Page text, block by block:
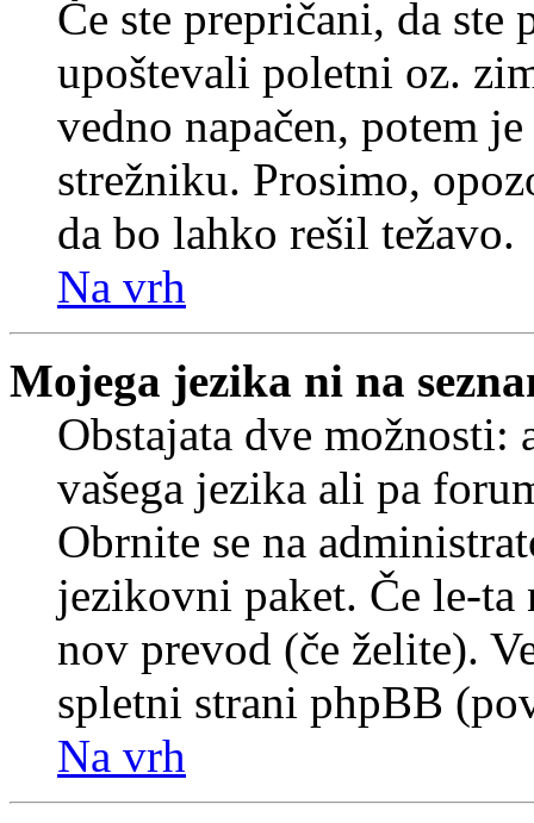
Če ste prepričani, da
upoštevali poletni oz.
vedno napačen, potem
strežniku. Prosimo,
da bo lahko rešil težavo.
Na vrh
Mojega jezika ni na
Obstajata dve
vašega jezika ali pa
Obrnite se na
jezikovni paket. Če le-ta
nov prevod (če želite).
spletni strani phpBB
Na vrh